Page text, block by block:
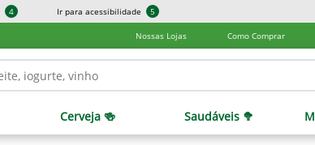
4 Ir para acessibilidade 5
Nossas Lojas Como Comprar
Cerveja 🍻 Saudáveis 🥦